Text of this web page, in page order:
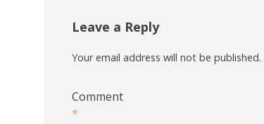
Leave a Reply
Your email address will not be published.
Comment
*